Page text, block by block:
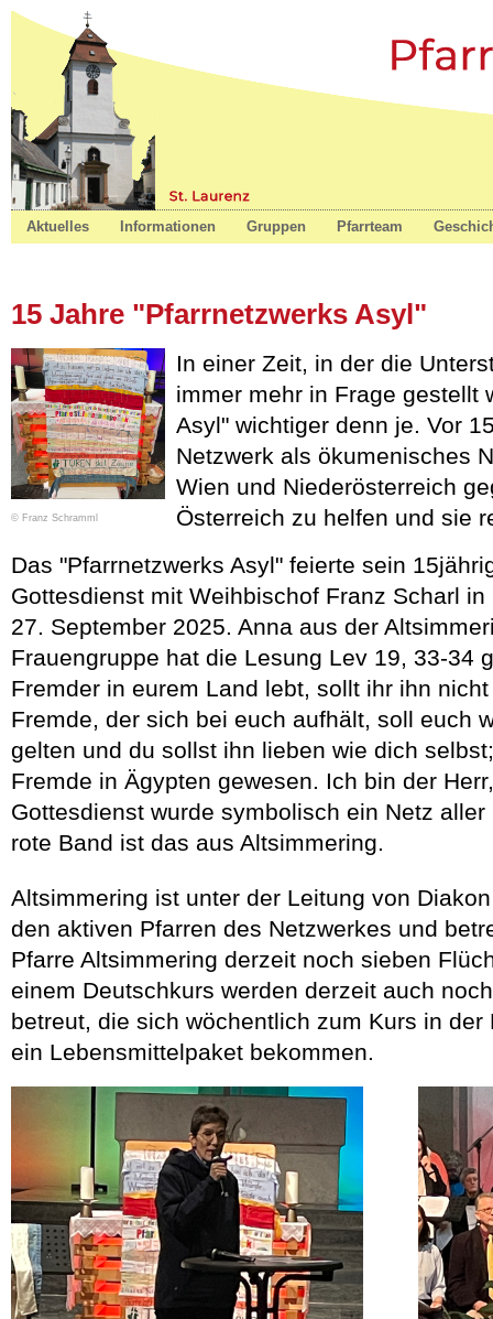
Aktuelles Informationen Gruppen Pfarrteam
15 Jahre "Pfarrnetzwerks Asyl"
© Franz Schramml
In einer Zeit, in der die
immer mehr in Frage gestellt
Asyl" wichtiger denn je. Vor
Netzwerk als ökumenisches
Wien und Niederösterreich
Österreich zu helfen und sie
Das "Pfarrnetzwerks Asyl" feierte sein
Gottesdienst mit Weihbischof Franz Scharl
27. September 2025. Anna aus der
Frauengruppe hat die Lesung Lev 19, 33-34
Fremder in eurem Land lebt, sollt ihr ihn
Fremde, der sich bei euch aufhält, soll euch
gelten und du sollst ihn lieben wie dich
Fremde in Ägypten gewesen. Ich bin der
Gottesdienst wurde symbolisch ein Netz
rote Band ist das aus Altsimmering.
Altsimmering ist unter der Leitung von
den aktiven Pfarren des Netzwerkes und
Pfarre Altsimmering derzeit noch sieben
einem Deutschkurs werden derzeit auch
betreut, die sich wöchentlich zum Kurs in
ein Lebensmittelpaket bekommen.